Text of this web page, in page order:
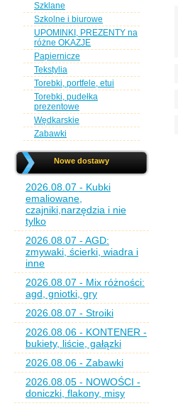
Szklane
Szkolne i biurowe
UPOMINKI, PREZENTY na
różne OKAZJE
Papiernicze
Tekstylia
Torebki, portfele, etui
Torebki, pudełka
prezentowe
Wędkarskie
Zabawki
Nowe dostawy
2026.08.07 - Kubki
emaliowane,
czajniki,narzędzia i nie
tylko
2026.08.07 - AGD:
zmywaki, ścierki, wiadra i
inne
2026.08.07 - Mix różności:
agd, gniotki, gry
2026.08.07 - Stroiki
2026.08.06 - KONTENER -
bukiety, liście, gałązki
2026.08.06 - Zabawki
2026.08.05 - NOWOŚCI -
doniczki, flakony, misy